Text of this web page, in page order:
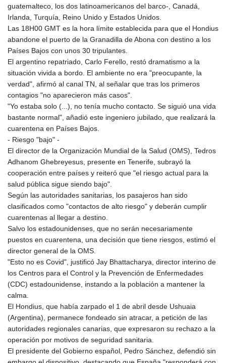
guatemalteco, los dos latinoamericanos del barco-, Canadá,
Irlanda, Turquía, Reino Unido y Estados Unidos.
Las 18H00 GMT es la hora límite establecida para que el Hondius
abandone el puerto de la Granadilla de Abona con destino a los
Países Bajos con unos 30 tripulantes.
El argentino repatriado, Carlo Ferello, restó dramatismo a la
situación vivida a bordo. El ambiente no era "preocupante, la
verdad", afirmó al canal TN, al señalar que tras los primeros
contagios "no aparecieron más casos".
"Yo estaba solo (...), no tenía mucho contacto. Se siguió una vida
bastante normal", añadió este ingeniero jubilado, que realizará la
cuarentena en Países Bajos.
- Riesgo "bajo" -
El director de la Organización Mundial de la Salud (OMS), Tedros
Adhanom Ghebreyesus, presente en Tenerife, subrayó la
cooperación entre países y reiteró que "el riesgo actual para la
salud pública sigue siendo bajo".
Según las autoridades sanitarias, los pasajeros han sido
clasificados como "contactos de alto riesgo" y deberán cumplir
cuarentenas al llegar a destino.
Salvo los estadounidenses, que no serán necesariamente
puestos en cuarentena, una decisión que tiene riesgos, estimó el
director general de la OMS.
"Esto no es Covid", justificó Jay Bhattacharya, director interino de
los Centros para el Control y la Prevención de Enfermedades
(CDC) estadounidense, instando a la población a mantener la
calma.
El Hondius, que había zarpado el 1 de abril desde Ushuaia
(Argentina), permanece fondeado sin atracar, a petición de las
autoridades regionales canarias, que expresaron su rechazo a la
operación por motivos de seguridad sanitaria.
El presidente del Gobierno español, Pedro Sánchez, defendió sin